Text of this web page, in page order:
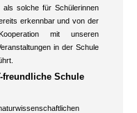
als solche für Schülerinnen
erkennbar und von der
mit unseren
in der Schule
freundliche Schule